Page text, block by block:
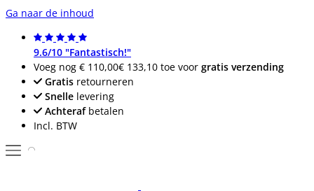
Ga naar de inhoud
9.6/10 "Fantastisch!"
Voeg nog € 110,00€ 133,10 toe voor gratis verzending
Gratis retourneren
Snelle levering
Achterafbetalen
Incl. BTW